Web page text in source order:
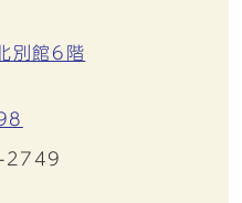
別館6階
2749